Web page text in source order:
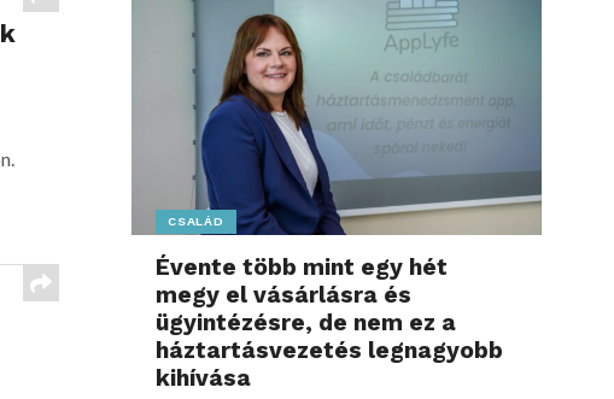
CSALÁD
Évente több mint egy hét
megy el vásárlásra és
ügyintézésre, de nem ez a
háztartásvezetés legnagyobb
kihívása